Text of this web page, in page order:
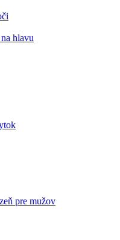
hlavu
pre mužov